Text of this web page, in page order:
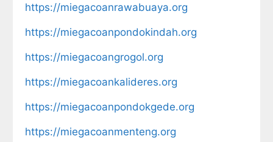
https://miegacoanrawabuaya.org
https://miegacoanpondokindah.org
https://miegacoangrogol.org
https://miegacoankalideres.org
https://miegacoanpondokgede.org
https://miegacoanmenteng.org